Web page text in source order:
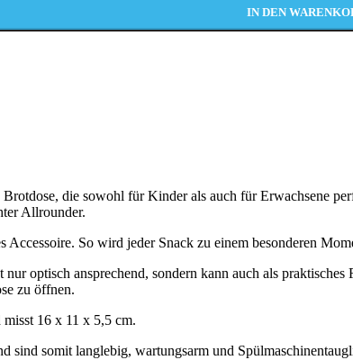
IN DEN
die sowohl für Kinder als auch für Erwachsene
Allrounder.
So wird jeder Snack zu einem besonderen
optisch ansprechend, sondern kann auch als
zu öffnen.
16 x 11 x 5,5 cm.
sind somit langlebig, wartungsarm und